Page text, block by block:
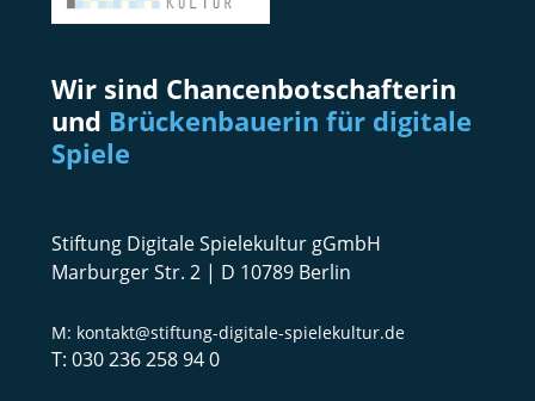
Wir sind Chancenbotschafterin
und Brückenbauerin für digitale
Spiele
Stiftung Digitale Spielekultur gGmbH
Marburger Str. 2 | D 10789 Berlin
kontakt@stiftung-digitale-spielekultur.de
030 236 258 94 0